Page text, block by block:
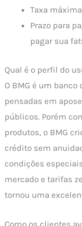
Taxa
Prazo para
pagar sua
Qual é o perfil do
O BMG é um
pensadas em
públicos. Porém
produtos, o BMG
crédito sem
condições
mercado e tarifas
tornou uma
Como os clientes